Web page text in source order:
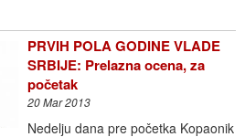
PRVIH POLA GODINE VLADE
SRBIJE: Prelazna ocena, za
početak
20 Mar 2013
Nedelju dana pre početka Kopaonik